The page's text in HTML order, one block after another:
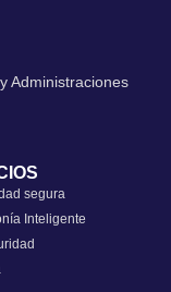
Administraciones
segura
Inteligente